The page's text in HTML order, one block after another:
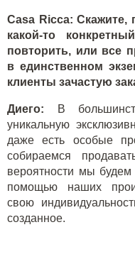
Casa Ricca: Скажите,
какой-то
повторить, или все
в единственном
клиенты зачастую
Диего:
В
уникальную
даже есть особые
собираемся
вероятности мы
помощью наших
свою
созданное.